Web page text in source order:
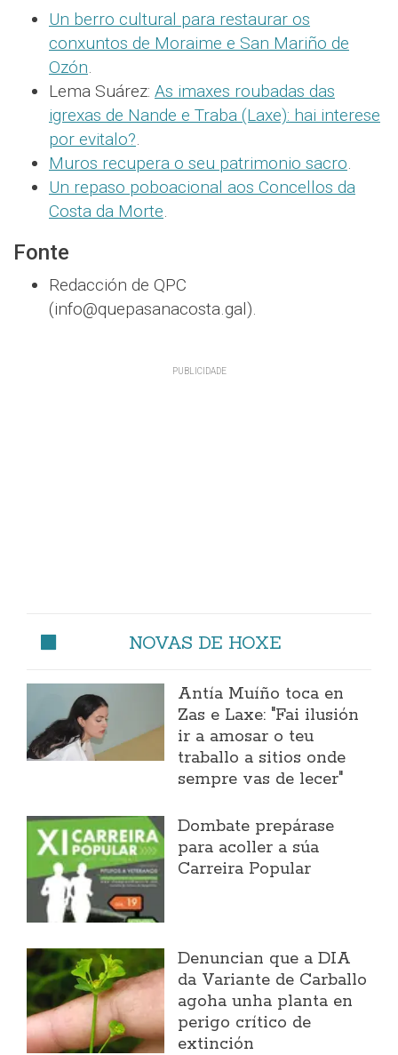
Un berro cultural para restaurar os
conxuntos de Moraime e San Mariño de
Ozón
Lema Suárez: As imaxes roubadas das
igrexas de Nande e Traba (Laxe): hai interese
por evitalo?
Muros recupera o seu patrimonio sacro
Un repaso poboacional aos Concellos da
Costa da Morte
Fonte
Redacción de QPC
(info@quepasanacosta.gal).
NOVAS DE HOXE
Antía Muíño toca en
Zas e Laxe: "Fai ilusión
ir a amosar o teu
traballo a sitios onde
sempre vas de lecer"
Dombate prepárase
para acoller a súa
Carreira Popular
Denuncian que a DIA
da Variante de Carballo
agoha unha planta en
perigo crítico de
extinción